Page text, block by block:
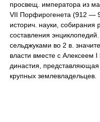
просвещ. императора из
VII Порфирогенета (912 —
историч. науки, собирания
составления
сельджуками во 2 в.
власти вместе с
династия,
крупных землевладельцев.